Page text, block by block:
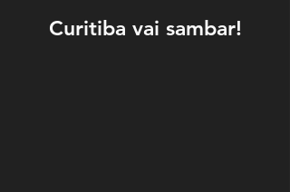
Curitiba vai sambar!